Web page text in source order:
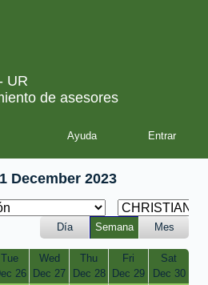
UR
de asesores
Ayuda
December 2023
Día Semana Mes
Tue
26
Wed
Dec 27
Thu
Dec 28
Fri
Dec 29
Sat
Dec 30